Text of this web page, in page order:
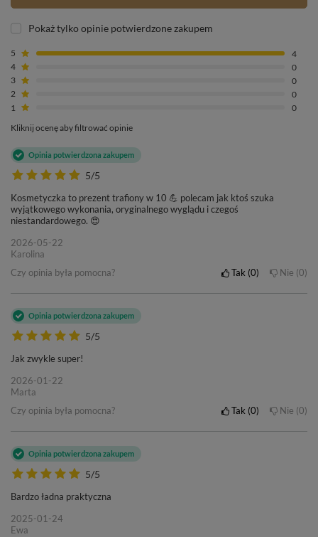
Pokaż tylko opinie potwierdzone zakupem
5
4
4
0
3
0
2
0
1
0
Kliknij ocenę aby filtrować opinie
5/5
Opinia potwierdzona zakupem
Kosmetyczka to prezent trafiony w 10 💪 polecam jak ktoś szuka
wyjątkowego wykonania, oryginalnego wyglądu i czegoś
niestandardowego. 😍
2026-05-22
Karolina
Czy opinia była pomocna?
Tak 0 Nie 0
5/5
Opinia potwierdzona zakupem
Jak zwykle super!
2026-01-22
Marta
Czy opinia była pomocna?
Tak 0 Nie 0
5/5
Opinia potwierdzona zakupem
Bardzo ładna praktyczna
2025-01-24
Ewa